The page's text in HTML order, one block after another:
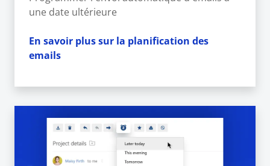
une date ultérieure
En savoir plus sur la planification des
emails